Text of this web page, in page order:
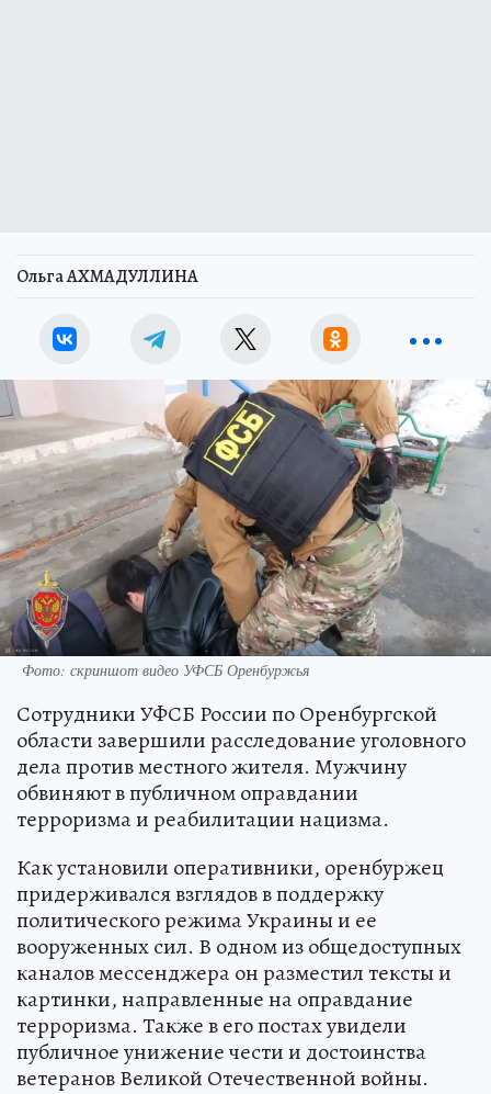
Ольга АХМАДУЛЛИНА
Фото: скриншот видео УФСБ Оренбуржья
Сотрудники УФСБ России по Оренбургской
области завершили расследование уголовного
дела против местного жителя. Мужчину
обвиняют в публичном оправдании
терроризма и реабилитации нацизма.
Как установили оперативники, оренбуржец
придерживался взглядов в поддержку
политического режима Украины и ее
вооруженных сил. В одном из общедоступных
каналов мессенджера он разместил тексты и
картинки, направленные на оправдание
терроризма. Также в его постах увидели
публичное унижение чести и достоинства
ветеранов Великой Отечественной войны.